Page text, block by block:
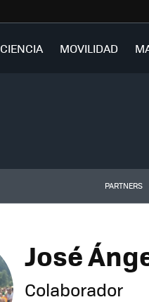
CIENCIA MOVILIDAD
PARTNERS
José
Colaborador